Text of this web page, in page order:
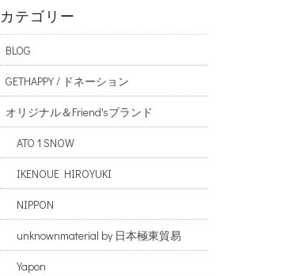
カテゴリー
BLOG
GETHAPPY / ドネーション
オリジナル＆Friend'sブランド
ATO 1 SNOW
IKENOUE HIROYUKI
NIPPON
unknownmaterial by 日本極東貿易
Yapon